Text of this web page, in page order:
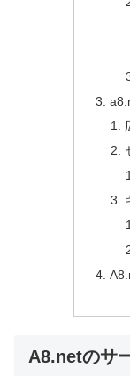
A8.netのサ